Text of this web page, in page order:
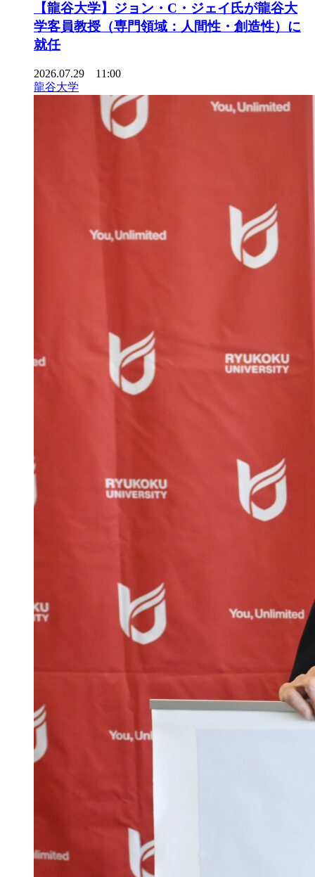
【龍谷大学】ジョン・C・ジェイ氏が龍谷大
学客員教授（専門領域：人間性・創造性）に
就任
2026.07.29 11:00
龍谷大学